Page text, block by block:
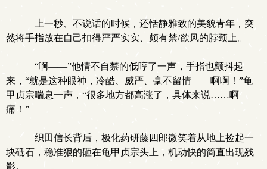
上一秒、不说话的时候，还恬静雅致的美貌青年，突
然将手指放在自己扣得严严实实、颇有禁/欲风的脖颈上。
“啊——”他情不自禁的低哼了一声，手指也颤抖起
来，“就是这种眼神，冷酷、威严、毫不留情——啊啊！”龟
甲贞宗喘息一声，“很多地方都高涨了，具体来说……啊
痛！”
织田信长背后，极化药研藤四郎微笑着从地上捡起一
块砥石，稳准狠的砸在龟甲贞宗头上，机动快的简直出现残
影。